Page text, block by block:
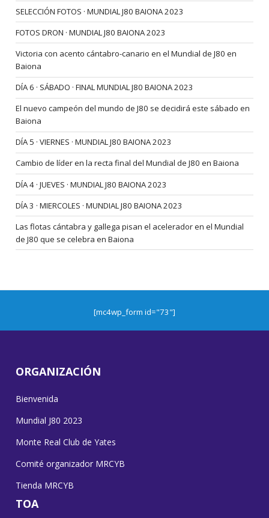
SELECCIÓN FOTOS · MUNDIAL J80 BAIONA 2023
FOTOS DRON · MUNDIAL J80 BAIONA 2023
Victoria con acento cántabro-canario en el Mundial de J80 en
Baiona
DÍA 6 · SÁBADO · FINAL MUNDIAL J80 BAIONA 2023
El nuevo campeón del mundo de J80 se decidirá este sábado en
Baiona
DÍA 5 · VIERNES · MUNDIAL J80 BAIONA 2023
Cambio de líder en la recta final del Mundial de J80 en Baiona
DÍA 4 · JUEVES · MUNDIAL J80 BAIONA 2023
DÍA 3 · MIERCOLES · MUNDIAL J80 BAIONA 2023
Las flotas cántabra y gallega pisan el acelerador en el Mundial
de J80 que se celebra en Baiona
[mc4wp_form id="73"]
ORGANIZACIÓN
Bienvenida
Mundial J80 2023
Monte Real Club de Yates
Comité organizador MRCYB
Tienda MRCYB
TOA